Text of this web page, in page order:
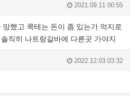
2021.09.11 00:55
했고 쿡테는 돈이 좀 있는가 억지로
직히 나트랑갈바에 다른곳 가야지
2022.12.03 03:32